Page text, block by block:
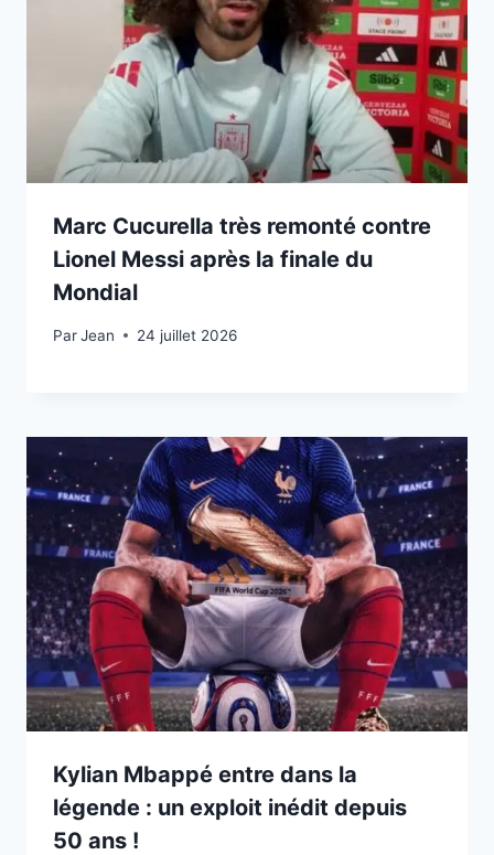
Marc Cucurella très remonté contre
Lionel Messi après la finale du
Mondial
ParJean
24 juillet 202624 juillet 2026
Kylian Mbappé entre dans la
légende : un exploit inédit depuis
50 ans !